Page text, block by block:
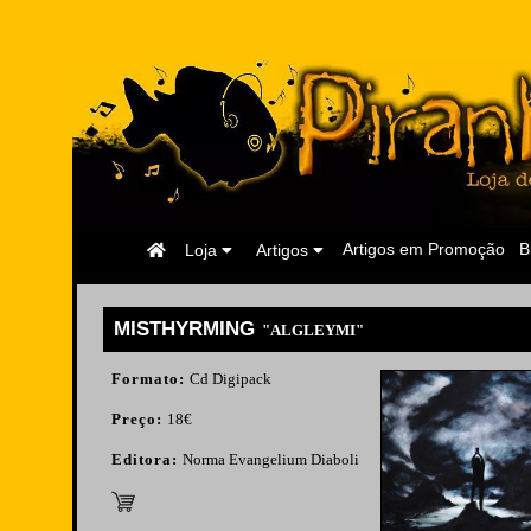
Artigos em Promoção
Artigos
Loja
Página
MISTHYRMING "ALGLEYMI"
Formato: Cd Digipack
Preço: 18€
Editora: Norma Evangelium Diaboli